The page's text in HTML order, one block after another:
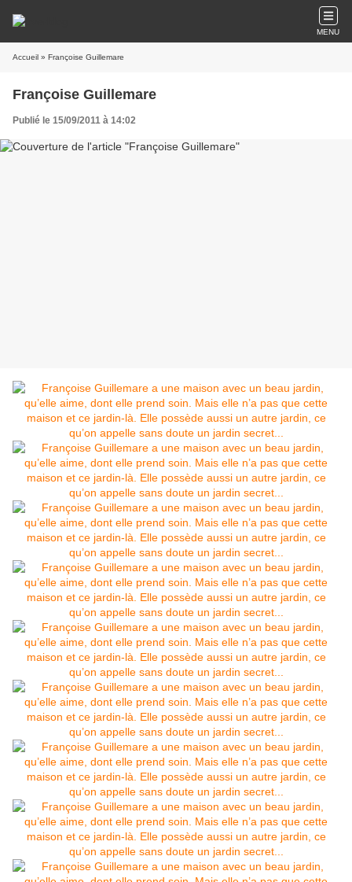
MENU
Accueil » Françoise Guillemare
Françoise Guillemare
Publié le 15/09/2011 à 14:02